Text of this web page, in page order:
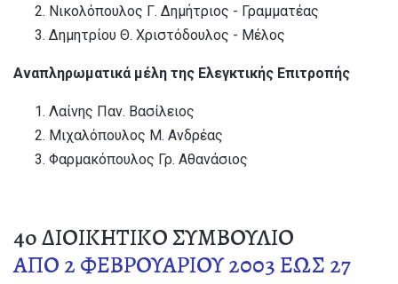
Νικολόπουλος Γ. Δημήτριος - Γραμματέας
Δημητρίου Θ. Χριστόδουλος - Μέλος
Αναπληρωματικά μέλη της Ελεγκτικής Επιτροπής
Λαίνης Παν. Βασίλειος
Μιχαλόπουλος Μ. Ανδρέας
Φαρμακόπουλος Γρ. Αθανάσιος
4o ΔΙΟΙΚΗΤΙΚΟ ΣΥΜΒΟΥΛΙΟ
ΑΠΟ 2 ΦΕΒΡΟΥΑΡΙΟΥ 2003 ΕΩΣ 27